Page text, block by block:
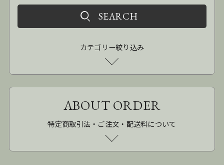
カテゴリー絞り込み
ABOUT ORDER
特定商取引法・ご注文・配送料について